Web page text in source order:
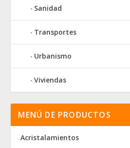
Sanidad
Transportes
Urbanismo
Viviendas
MENÚ DE PRODUCTOS
Acristalamientos